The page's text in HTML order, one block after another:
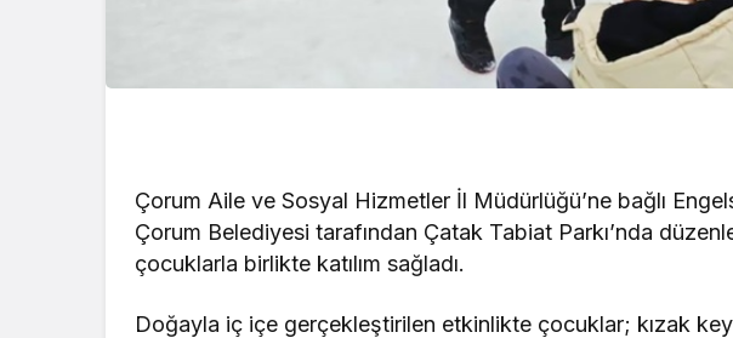
Çorum Aile ve Sosyal Hizmetler İl Müdürlüğü’ne bağlı
Çorum Belediyesi tarafından Çatak Tabiat Parkı’nda
çocuklarla birlikte katılım sağladı.
Doğayla iç içe gerçekleştirilen etkinlikte çocuklar; kızak